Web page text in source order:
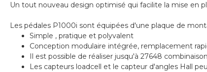
Un tout nouveau design optimisé qui facilite la mise en
Les pédales P1000i sont équipées d'une plaque de
Simple , pratique et polyvalent
Conception modulaire intégrée, remplacement
Il est possible de réaliser jusqu'à 27648
Les capteurs loadcell et le capteur d'angles Hall